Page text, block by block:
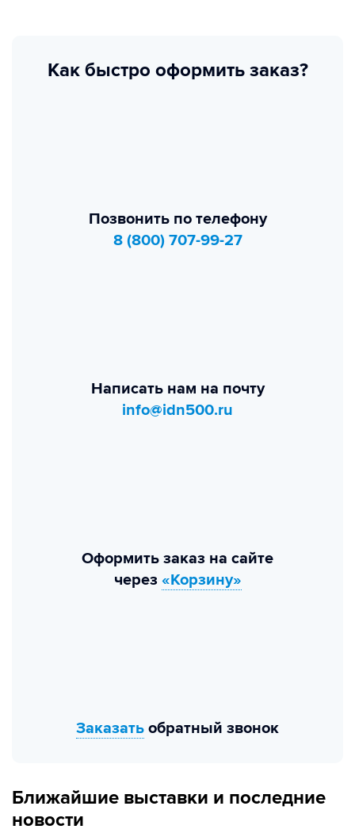
Как быстро оформить заказ?
Позвонить по телефону
8 (800) 707-99-27
Написать нам на почту
info@idn500.ru
Оформить заказ на сайте
через «Корзину»
Заказать обратный звонок
Ближайшие выставки и последние
новости